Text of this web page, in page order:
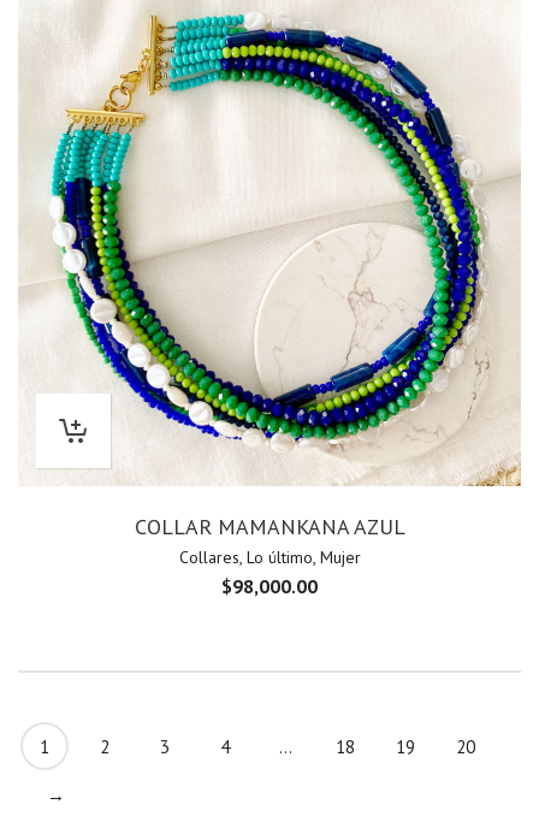
COLLAR MAMANKANA AZUL
Collares, Lo último, Mujer
$98,000.00
1 2 3 4 … 18 19 20
→